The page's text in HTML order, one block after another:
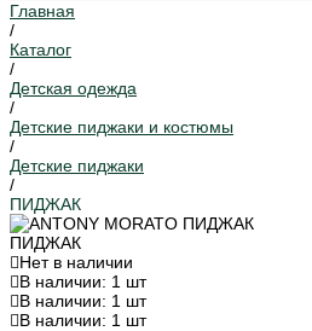
Главная
/
Каталог
/
Детская одежда
/
Детские пиджаки и костюмы
/
Детские пиджаки
/
ПИДЖАК
ПИДЖАК
Нет в наличии
В наличии: 1 шт
В наличии: 1 шт
В наличии: 1 шт